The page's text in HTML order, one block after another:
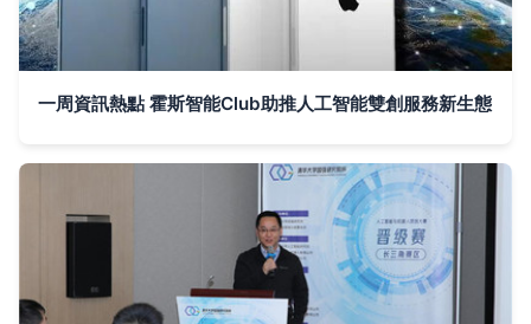
一周資訊熱點 霍斯智能Club助推人工智能雙創服務新生態